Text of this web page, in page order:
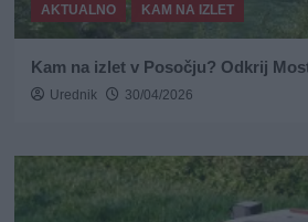
AKTUALNO KAM NA IZLET
Kam na izlet v Posočju? Odkrij
Urednik 30/04/2026